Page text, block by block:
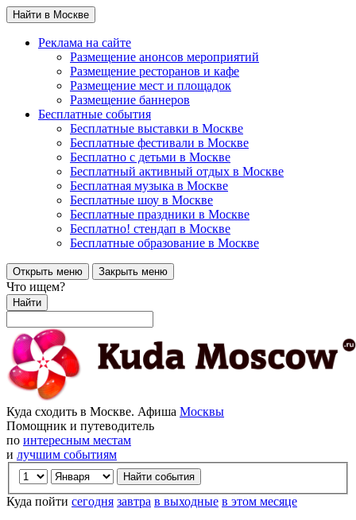
Найти в Москве
Реклама на сайте
Размещение анонсов мероприятий
Размещение ресторанов и кафе
Размещение мест и площадок
Размещение баннеров
Бесплатные события
Бесплатные выставки в Москве
Бесплатные фестивали в Москве
Бесплатно с детьми в Москве
Бесплатный активный отдых в Москве
Бесплатная музыка в Москве
Бесплатные шоу в Москве
Бесплатные праздники в Москве
Бесплатно! стендап в Москве
Бесплатные образование в Москве
Открыть меню Закрыть меню
Что ищем?
Найти
Куда сходить в Москве. Афиша Москвы
Помощник и путеводитель
по интересным местам
и лучшим событиям
Куда пойти сегодня завтра в выходные в этом месяце